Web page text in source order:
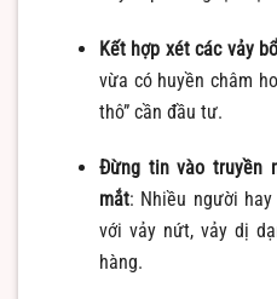
Kết hợp xét các vảy
vừa có huyền châm
thô” cần đầu tư.
Đừng tin vào truyền
mắt: Nhiều người
với vảy nứt, vảy dị
hàng.